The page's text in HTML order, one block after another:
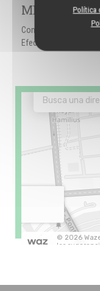
Política
MÉTODOS
Contactless
Efectivo, Visa,